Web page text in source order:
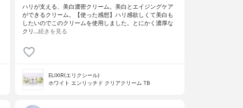
ハリが支える、美白濃密クリーム。美白とエイジングケア
ができるクリーム。【使った感想】ハリ感欲しくて美白も
したいのでこのクリームを使用しました。とにかく濃厚な
クリ…続きを見る
ELIXIR(エリクシール)
ホワイト エンリッチド クリアクリーム TB